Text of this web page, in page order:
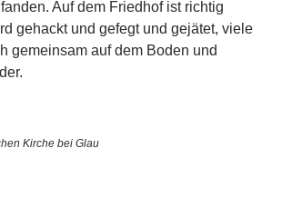
Auf dem Friedhof ist richtig
gehackt und gefegt und gejätet, viele
gemeinsam auf dem Boden und
Kirche bei Glau